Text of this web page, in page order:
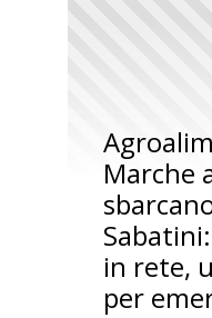
Marche
in rete,
per